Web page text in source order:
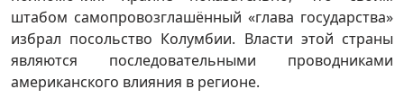
штабом самопровозглашённый «глава государства»
избрал посольство Колумбии. Власти этой страны
являются последовательными проводниками
американского влияния в регионе.